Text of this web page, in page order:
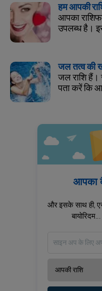
हम आपकी
आपका
उपलब्ध है।
जल तत्व की
जल राशि
पता करें कि
आपका
और इसके साथ ही,